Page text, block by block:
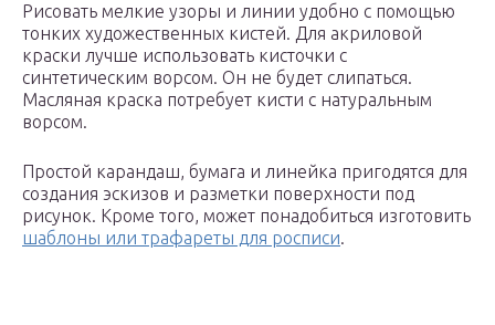
Рисовать мелкие узоры и линии удобно с помощью
тонких художественных кистей. Для акриловой
краски лучше использовать кисточки с
синтетическим ворсом. Он не будет слипаться.
Масляная краска потребует кисти с натуральным
ворсом.
Простой карандаш, бумага и линейка пригодятся для
создания эскизов и разметки поверхности под
рисунок. Кроме того, может понадобиться изготовить
шаблоны или трафареты для росписи.